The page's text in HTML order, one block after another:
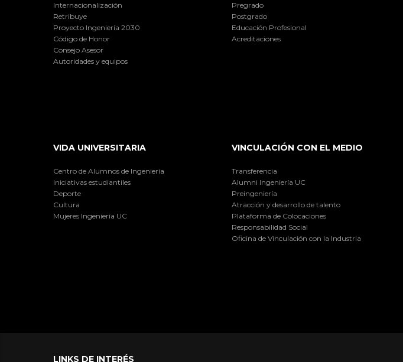
Internacionalización
Retribuye
Proyecto Ingeniería 2030
Código de Honor
Consejo Asesor
Autoridades y equipos
Pregrado
Postgrado
Educación Profesional
Acreditaciones
VIDA UNIVERSITARIA
Centro de Alumnos de Ingeniería
Iniciativas estudiantiles
Deporte
Cultura
Mujeres Ingeniería UC
VINCULACIÓN CON EL MEDIO
Transferencia
Alumni Ingeniería UC
Preingeniería
Atracción y desarrollo de talento
Plataforma de Colocaciones
Responsabilidad Social
Oficina de Vinculación con la Industria
LINKS DE INTERÉS